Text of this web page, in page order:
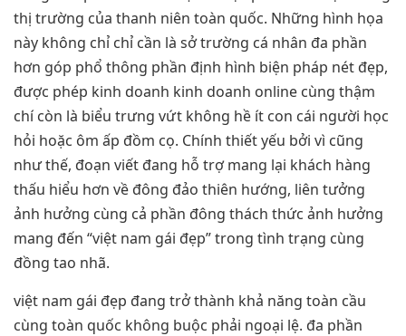
thị trường của thanh niên toàn quốc. Những hình họa
này không chỉ chỉ cần là sở trường cá nhân đa phần
hơn góp phổ thông phần định hình biện pháp nét đẹp,
được phép kinh doanh kinh doanh online cùng thậm
chí còn là biểu trưng vứt không hề ít con cái người học
hỏi hoặc ôm ấp đồm cọ. Chính thiết yếu bởi vì cũng
như thế, đoạn viết đang hỗ trợ mang lại khách hàng
thấu hiểu hơn về đông đảo thiên hướng, liên tưởng
ảnh hưởng cùng cả phần đông thách thức ảnh hưởng
mang đến “việt nam gái đẹp” trong tình trạng cùng
đồng tao nhã.
việt nam gái đẹp đang trở thành khả năng toàn cầu
cùng toàn quốc không buộc phải ngoại lệ. đa phần